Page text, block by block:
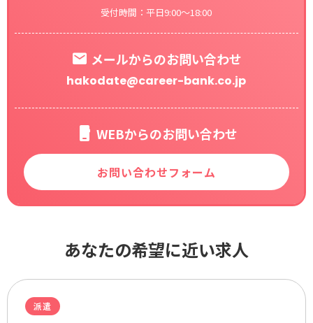
受付時間：平日9:00～18:00
メールからのお問い合わせ
hakodate@career-bank.co.jp
WEBからのお問い合わせ
お問い合わせフォーム
あなたの希望に近い求人
派遣